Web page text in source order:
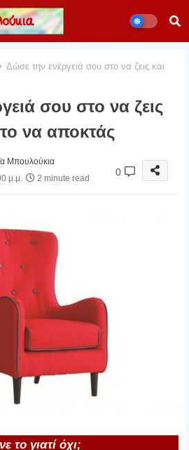
Δώσε την ενέργειά σου στο να ζεις και
σου στο να ζεις
να αποκτάς
Μπουλούκια
μ.μ.
2 minute read
0
το γιατί όχι;